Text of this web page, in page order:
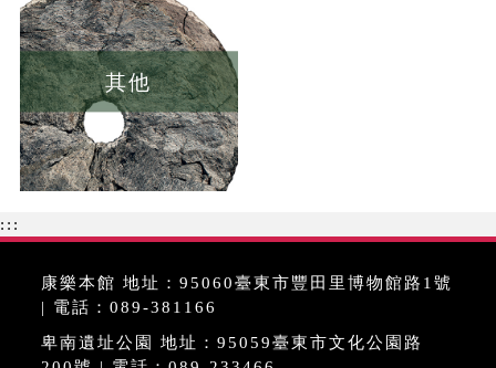
其他
:::
康樂本館 地址：95060臺東市豐田里博物館路1號
| 電話：089-381166
卑南遺址公園 地址：95059臺東市文化公園路